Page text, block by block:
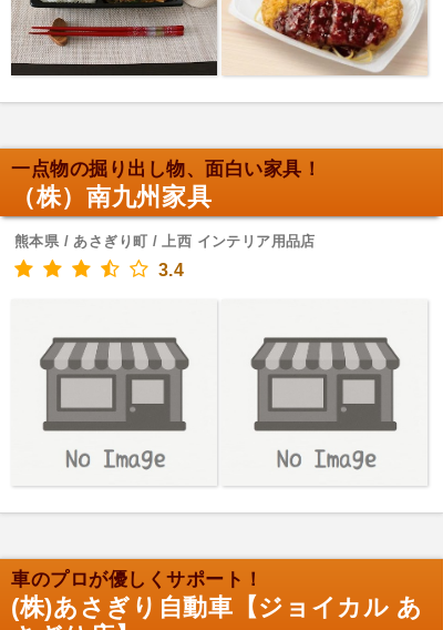
一点物の掘り出し物、面白い家具！
（株）南九州家具
熊本県 / あさぎり町 / 上西 インテリア用品店
3.4
車のプロが優しくサポート！
(株)あさぎり自動車【ジョイカル あ